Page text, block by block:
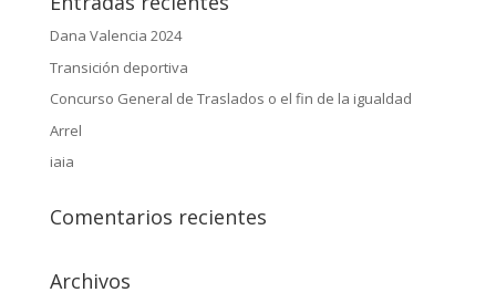
Dana Valencia 2024
Transición deportiva
Concurso General de Traslados o el fin de la igualdad
Arrel
iaia
Comentarios recientes
Archivos